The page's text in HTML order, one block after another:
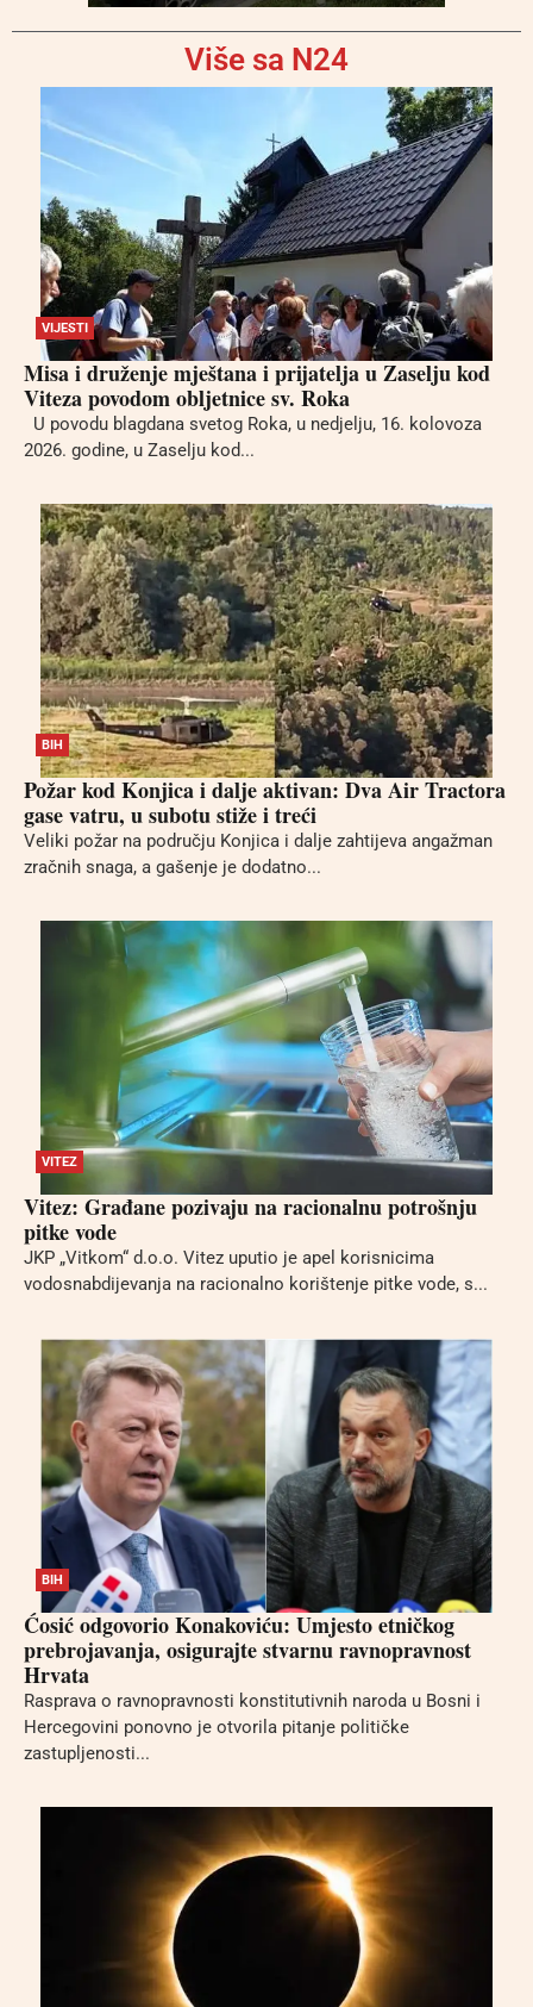
Više sa N24
VIJESTI
Misa i druženje mještana i prijatelja u Zaselju kod
Viteza povodom obljetnice sv. Roka
U povodu blagdana svetog Roka, u nedjelju, 16. kolovoza
2026. godine, u Zaselju kod...
BIH
Požar kod Konjica i dalje aktivan: Dva Air Tractora
gase vatru, u subotu stiže i treći
Veliki požar na području Konjica i dalje zahtijeva angažman
zračnih snaga, a gašenje je dodatno...
VITEZ
Vitez: Građane pozivaju na racionalnu potrošnju
pitke vode
JKP „Vitkom“ d.o.o. Vitez uputio je apel korisnicima
vodosnabdijevanja na racionalno korištenje pitke vode, s...
BIH
Ćosić odgovorio Konakoviću: Umjesto etničkog
prebrojavanja, osigurajte stvarnu ravnopravnost
Hrvata
Rasprava o ravnopravnosti konstitutivnih naroda u Bosni i
Hercegovini ponovno je otvorila pitanje političke
zastupljenosti...